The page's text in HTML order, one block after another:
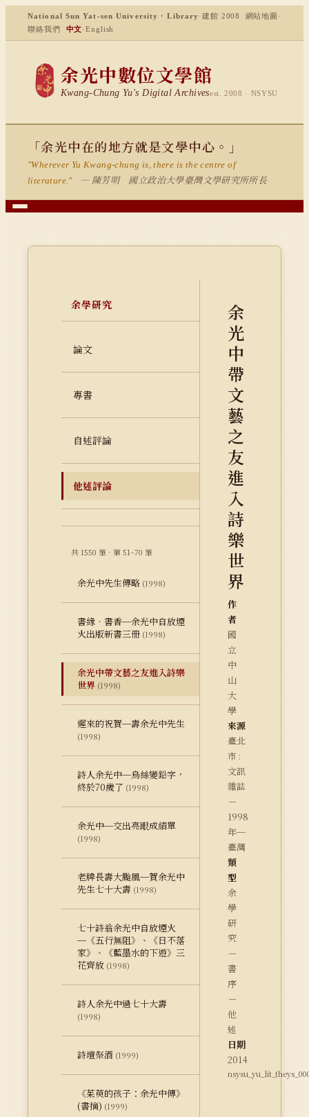
National Sun Yat-sen University · Library ·建館 2008 網站地圖 ·
聯絡我們
中文·English
余光中數位文學館
Kwang-Chung Yu's Digital Archivesest. 2008 · NSYSU
「余光中在的地方就是文學中心。」
"Wherever Yu Kwang-chung is, there is the centre of
literature."
— 陳芳明 國立政治大學臺灣文學研究所所長
余學研究
論文
專書
自述評論
他述評論
共 1550 筆 · 第 51–70 筆
余光中先生傳略 (1998)
書緣‧書香─余光中自放煙
火出版新書三冊 (1998)
余光中帶文藝之友進入詩樂
世界 (1998)
遲來的祝賀─壽余光中先生
(1998)
詩人余光中─烏絲變鉛字，
終於70歲了 (1998)
余光中─交出亮眼成績單
(1998)
老牌長壽大颱風─賀余光中
先生七十大壽 (1998)
七十詩翁余光中自放煙火
─《五行無阻》、《日不落
家》、《藍墨水的下遊》三
花齊放 (1998)
詩人余光中過七十大壽
(1998)
詩壇祭酒 (1999)
《茱萸的孩子：余光中傳》
(書摘) (1999)
余
光
中
帶
文
藝
之
友
進
入
詩
樂
世
界
作
者
國
立
中
山
大
學
來源
臺北
市 :
文訊
雜誌
－
1998
年─
臺灣
類
型
余
學
研
究
－
書
序
－
他
述
日期
2014